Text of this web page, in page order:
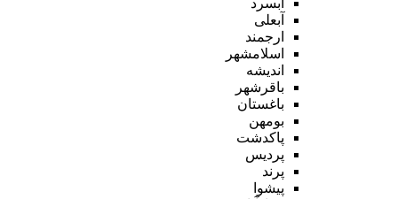
آبعلی
ارجمند
اسلامشهر
اندیشه
باقرشهر
باغستان
بومهن
پاکدشت
پردیس
پرند
پیشوا